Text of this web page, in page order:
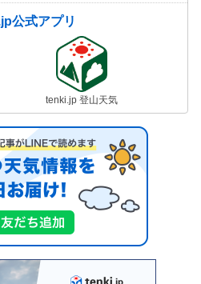
公式アプリ
tenki.jp 登山天気